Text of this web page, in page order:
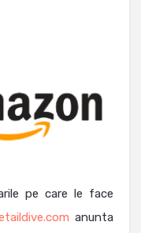
pe care le face
anunta